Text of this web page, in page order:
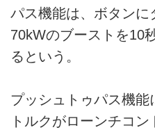
パス機能は、ボタンに
70kWのブーストを10
るという。
プッシュトゥパス機能
トルクがローンチコ